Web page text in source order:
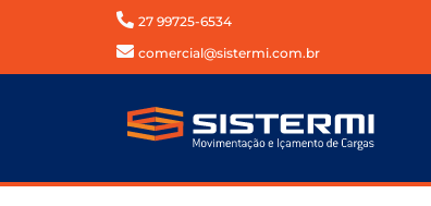
27 99725-6534
comercial@sistermi.com.br